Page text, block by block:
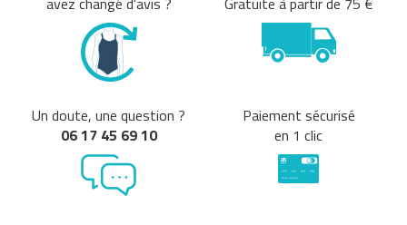
Un doute, une question ?
06 17 45 69 10
Paiement sécurisé
en 1 clic